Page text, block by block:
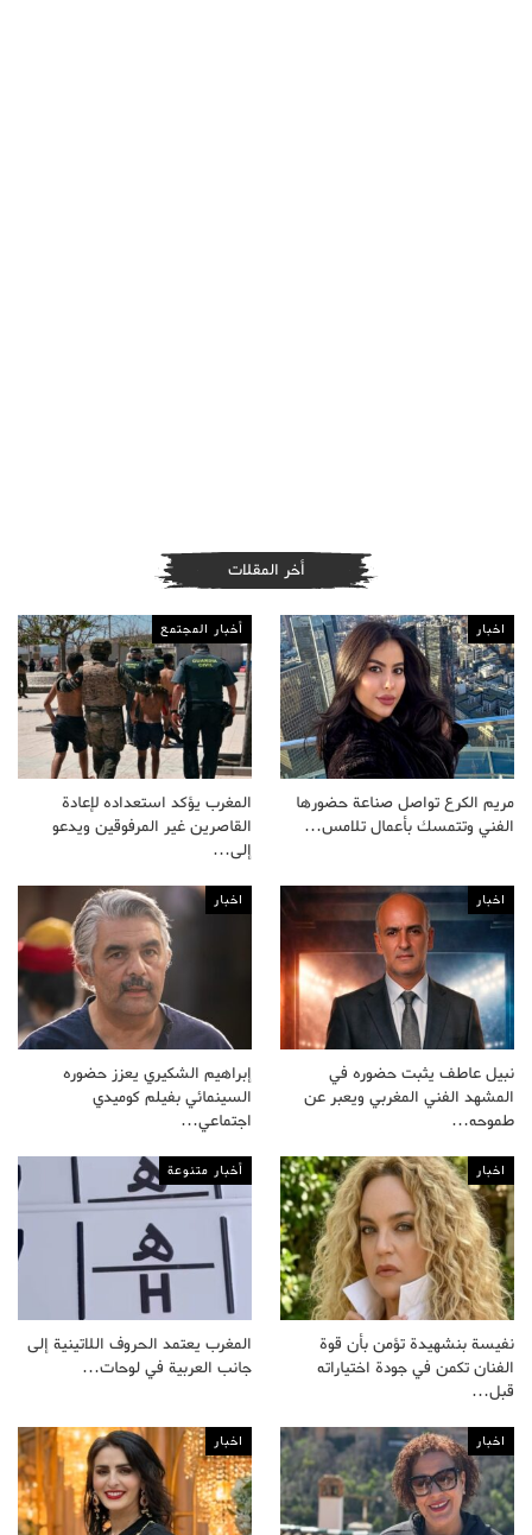
أخر المقلات
اخبار
مريم الكرع تواصل صناعة حضورها
الفني وتتمسك بأعمال تلامس…
أخبار المجتمع
المغرب يؤكد استعداده لإعادة
القاصرين غير المرفوقين ويدعو
إلى…
اخبار
نبيل عاطف يثبت حضوره في
المشهد الفني المغربي ويعبر عن
طموحه…
اخبار
إبراهيم الشكيري يعزز حضوره
السينمائي بفيلم كوميدي
اجتماعي…
اخبار
نفيسة بنشهيدة تؤمن بأن قوة
الفنان تكمن في جودة اختياراته
قبل…
أخبار متنوعة
المغرب يعتمد الحروف اللاتينية إلى
جانب العربية في لوحات…
اخبار اخبار